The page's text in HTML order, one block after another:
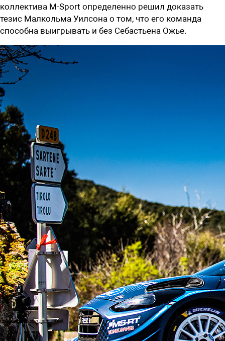
коллектива M-Sport определенно решил доказать
тезис Малкольма Уилсона о том, что его команда
способна выигрывать и без Себастьена Ожье.